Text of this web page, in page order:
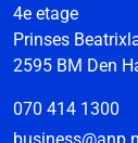
4e etage
Prinses
2595 BM Den
070 414 1300